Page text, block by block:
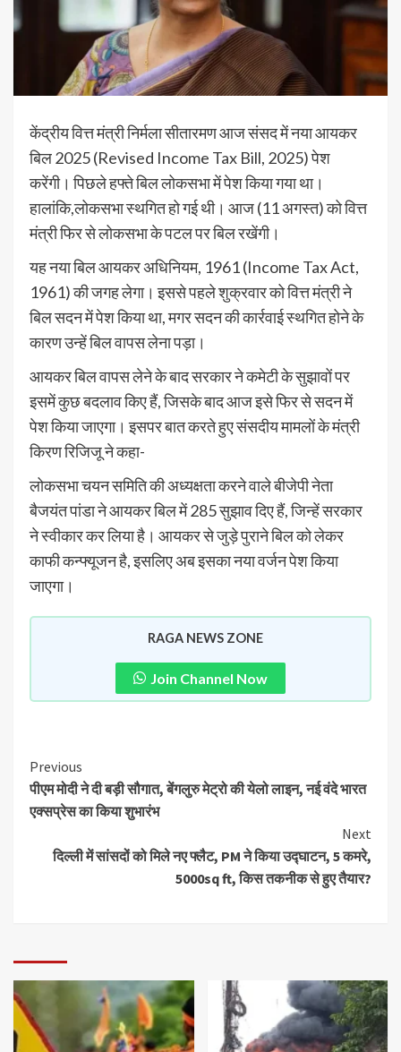
केंद्रीय वित्त मंत्री निर्मला सीतारमण आज संसद में नया आयकर
बिल 2025 (Revised Income Tax Bill, 2025) पेश
करेंगी। पिछले हफ्ते बिल लोकसभा में पेश किया गया था।
हालांकि,लोकसभा स्थगित हो गई थी। आज (11 अगस्त) को वित्त
मंत्री फिर से लोकसभा के पटल पर बिल रखेंगी।
यह नया बिल आयकर अधिनियम, 1961 (Income Tax Act,
1961) की जगह लेगा। इससे पहले शुक्रवार को वित्त मंत्री ने
बिल सदन में पेश किया था, मगर सदन की कार्रवाई स्थगित होने के
कारण उन्हें बिल वापस लेना पड़ा।
आयकर बिल वापस लेने के बाद सरकार ने कमेटी के सुझावों पर
इसमें कुछ बदलाव किए हैं, जिसके बाद आज इसे फिर से सदन में
पेश किया जाएगा। इसपर बात करते हुए संसदीय मामलों के मंत्री
किरण रिजिजू ने कहा-
लोकसभा चयन समिति की अध्यक्षता करने वाले बीजेपी नेता
बैजयंत पांडा ने आयकर बिल में 285 सुझाव दिए हैं, जिन्हें सरकार
ने स्वीकार कर लिया है। आयकर से जुड़े पुराने बिल को लेकर
काफी कन्फ्यूजन है, इसलिए अब इसका नया वर्जन पेश किया
जाएगा।
RAGA NEWS ZONE
Join Channel Now
Previous
पीएम मोदी ने दी बड़ी सौगात, बेंगलुरु मेट्रो की येलो लाइन, नई वंदे भारत
एक्सप्रेस का किया शुभारंभ
Next
दिल्ली में सांसदों को मिले नए फ्लैट, PM ने किया उद्घाटन, 5 कमरे,
5000sq ft, किस तकनीक से हुए तैयार?